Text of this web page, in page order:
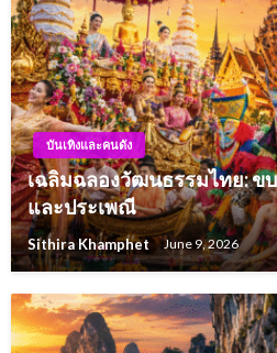
บันเทิงและคนดัง
เฉลิมฉลองวัฒนธรรมไทย: ข
และประเพณี
Sithira Khamphet June 9, 2026